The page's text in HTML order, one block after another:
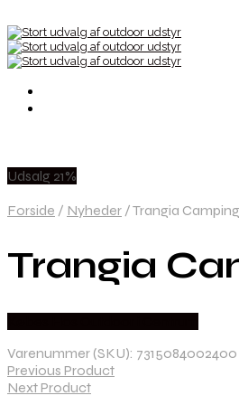
Udsalg 21%
Forside / Nyheder /Trangia
Trangia
Varenummer (SKU): 7315084002400
Previous Product
Next Product